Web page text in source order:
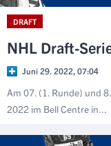
DRAFT
NHL Draft-
Juni 29. 2022, 07:04
Am 07. (1. Runde) und
2022 im Bell Centre in...